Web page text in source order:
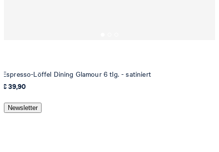
Espresso-Löffel Dining Glamour 6 tlg. - satiniert
€ 39,90
Newsletter